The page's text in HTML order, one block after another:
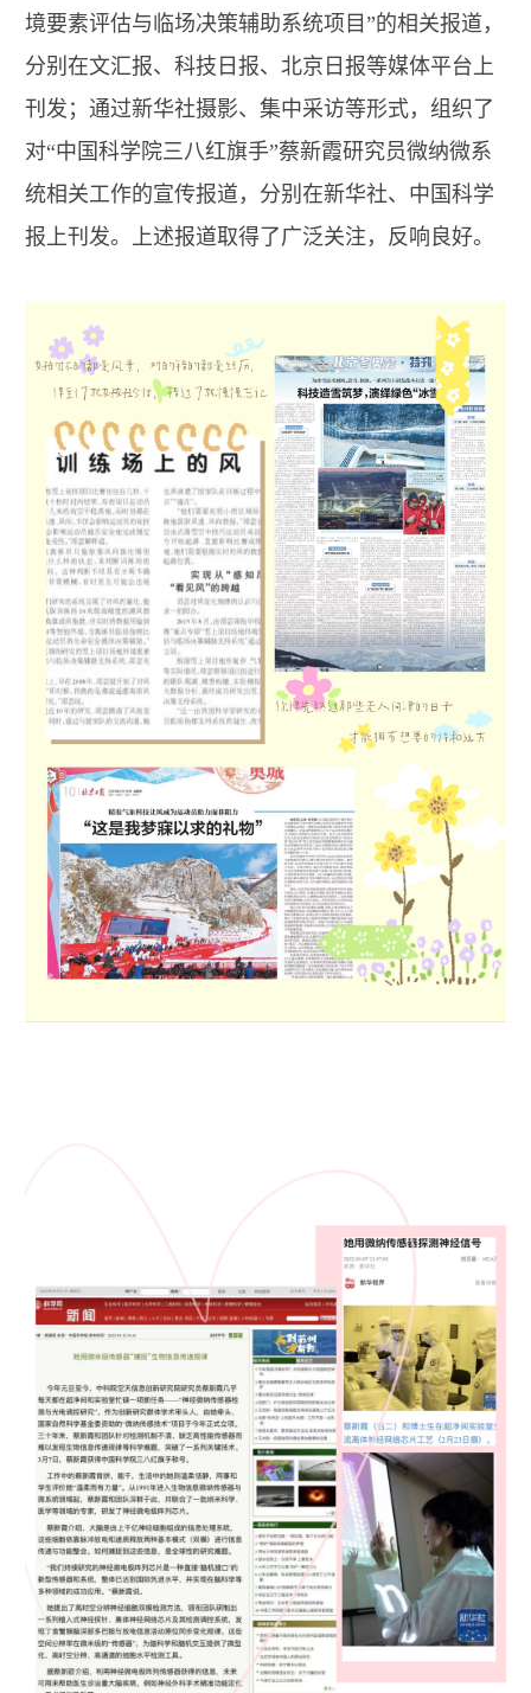
境要素评估与临场决策辅助系统项目”的相关报道，
分别在文汇报、科技日报、北京日报等媒体平台上
刊发；通过新华社摄影、集中采访等形式，组织了
对“中国科学院三八红旗手”蔡新霞研究员微纳微系
统相关工作的宣传报道，分别在新华社、中国科学
报上刊发。上述报道取得了广泛关注，反响良好。